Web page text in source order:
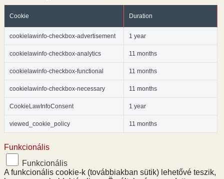
Cookie Duration
cookielawinfo-checkbox-advertisement 1 year
cookielawinfo-checkbox-analytics 11 months
cookielawinfo-checkbox-functional 11 months
cookielawinfo-checkbox-necessary 11 months
CookieLawInfoConsent 1 year
viewed_cookie_policy 11 months
Funkcionális
Funkcionális
A funkcionális cookie-k (továbbiakban sütik) lehetővé teszik,